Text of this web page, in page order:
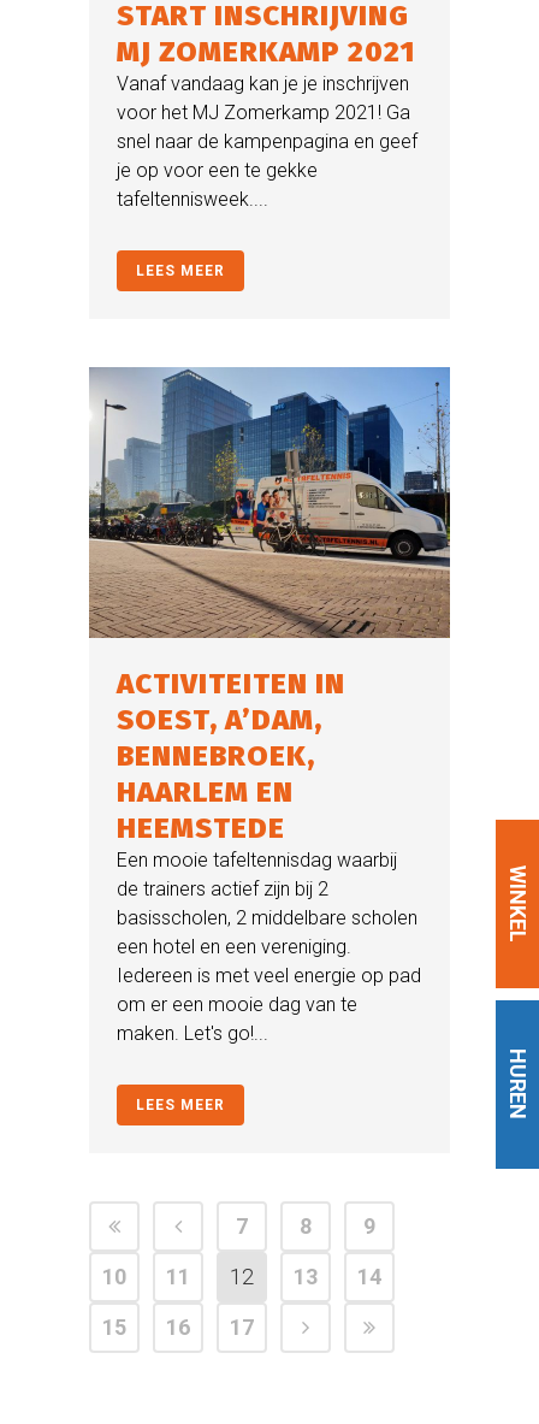
HUREN
WINKEL
START INSCHRIJVING
MJ ZOMERKAMP 2021
Vanaf vandaag kan je je inschrijven
voor het MJ Zomerkamp 2021! Ga
snel naar de kampenpagina en geef
je op voor een te gekke
tafeltennisweek....
LEES MEER
ACTIVITEITEN IN
SOEST, A’DAM,
BENNEBROEK,
HAARLEM EN
HEEMSTEDE
Een mooie tafeltennisdag waarbij
de trainers actief zijn bij 2
basisscholen, 2 middelbare scholen
een hotel en een vereniging.
Iedereen is met veel energie op pad
om er een mooie dag van te
maken. Let's go!...
LEES MEER
7 8
9
10
11 12 13
14
15
16 17